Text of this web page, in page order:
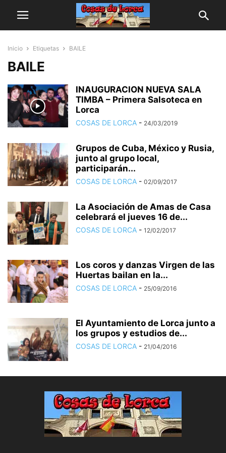
Inicio Etiquetas BAILE
BAILE
INAUGURACION NUEVA SALA
TIMBA – Primera Salsoteca en
Lorca
COSAS DE LORCA - 24/03/2019
Grupos de Cuba, México y Rusia,
junto al grupo local,
participarán...
COSAS DE LORCA - 02/09/2017
La Asociación de Amas de Casa
celebrará el jueves 16 de...
COSAS DE LORCA - 12/02/2017
Los coros y danzas Virgen de las
Huertas bailan en la...
COSAS DE LORCA - 25/09/2016
El Ayuntamiento de Lorca junto a
los grupos y estudios de...
COSAS DE LORCA - 21/04/2016